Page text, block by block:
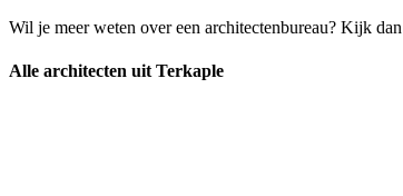
Wil je meer weten over een architectenbureau? Kijk
Alle architecten uit Terkaple